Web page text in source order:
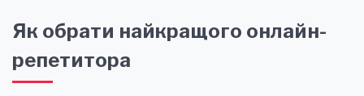
Як обрати найкращого онлайн-
репетитора